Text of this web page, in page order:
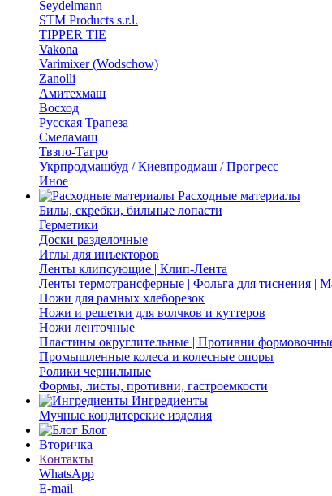
Seydelmann
STM Products s.r.l.
TIPPER TIE
Vakona
Varimixer (Wodschow)
Zanolli
Амитехмаш
Восход
Русская Трапеза
Смеламаш
Твзпо-Тагро
Укрпродмашбуд / Киевпродмаш / Прогресс
Иное
Расходные материалы
Билы, скребки, бильные лопасти
Герметики
Доски разделочные
Иглы для инъекторов
Ленты клипсующие | Клип-Лента
Ленты термотрансферные | Фольга для тиснения |
Ножи для рамных хлеборезок
Ножи и решетки для волчков и куттеров
Ножи ленточные
Пластины округлительные | Противни
Промышленные колеса и колесные опоры
Ролики чернильные
Формы, листы, противни, гастроемкости
Ингредиенты
Мучные кондитерские изделия
Блог
Вторичка
Контакты
WhatsApp
E-mail